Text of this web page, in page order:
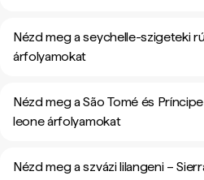
Nézd meg a seychelle-szigeteki
árfolyamokat
Nézd meg a São Tomé és
leone árfolyamokat
Nézd meg a szvázi lilangeni –